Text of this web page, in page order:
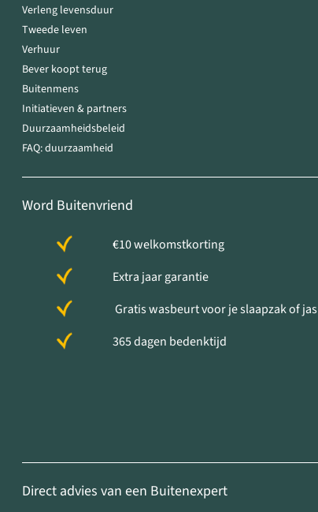
Verleng levensduur
Tweede leven
Verhuur
Bever koopt terug
Buitenmens
Initiatieven & partners
Duurzaamheidsbeleid
FAQ: duurzaamheid
Word Buitenvriend
€10 welkomstkorting
Extra jaar garantie
Gratis wasbeurt voor je slaapzak of jas
365 dagen bedenktijd
Direct advies van een Buitenexpert